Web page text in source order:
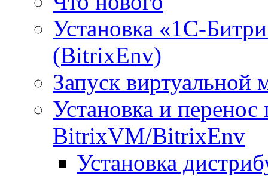
Установка «1С-
(BitrixEnv)
Запуск
Установка и
BitrixVM/BitrixEnv
Установка